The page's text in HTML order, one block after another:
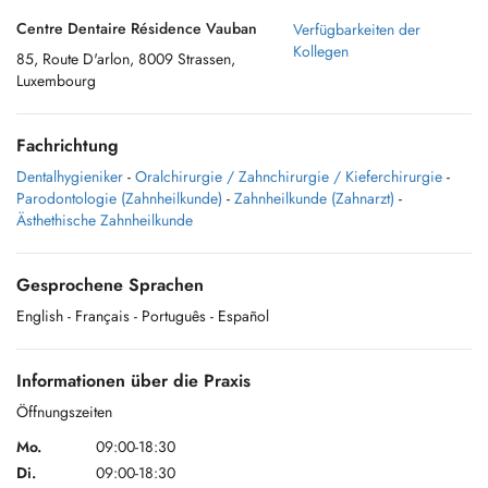
Centre Dentaire Résidence Vauban
85, Route D'arlon, 8009 Strassen,
Luxembourg
Verfügbarkeiten der
Kollegen
Fachrichtung
Dentalhygieniker - Oralchirurgie / Zahnchirurgie / Kieferchirurgie -
Parodontologie (Zahnheilkunde) - Zahnheilkunde (Zahnarzt) -
Ästhethische Zahnheilkunde
Gesprochene Sprachen
English - Français - Português - Español
Informationen über die Praxis
Öffnungszeiten
Mo.
09:00-18:30
Di.
09:00-18:30